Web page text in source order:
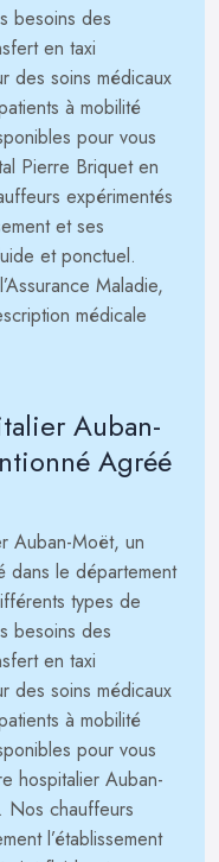
besoins des
en taxi
des soins médicaux
à mobilité
pour vous
Pierre Briquet en
expérimentés
et ses
et ponctuel.
Maladie,
médicale
Auban-
Agréé
Auban-Moët, un
dans le département
types de
besoins des
en taxi
des soins médicaux
à mobilité
pour vous
hospitalier Auban-
Nos chauffeurs
l’établissement